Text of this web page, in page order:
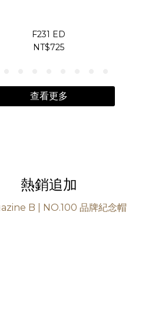
F231 ED
NT$725
查看更多
熱銷追加